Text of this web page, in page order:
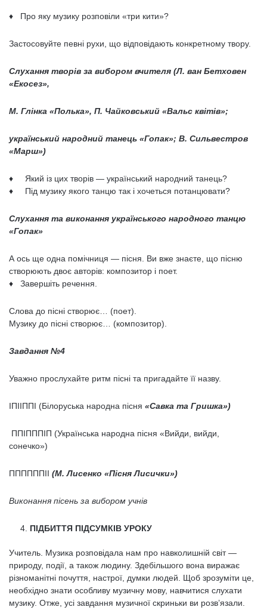
♦ Про яку музику розповіли «три кити»?
Застосовуйте певні рухи, що відповідають конкретному твору.
Слухання творів за вибором вчителя (Л. ван Бетховен
«Екосез»,
М. Глінка «Полька», П. Чайковський «Вальс квітів»;
український народний танець «Гопак»; В. Сильвестров
«Марш»)
♦ Який із цих творів — український народний танець?
♦ Під музику якого танцю так і хочеться потанцювати?
Слухання та виконання українського народного танцю
«Гопак»
А ось ще одна помічниця — пісня. Ви вже знаєте, що пісню
створюють двоє авторів: композитор і поет.
♦ Завершіть речення.
Слова до пісні створює… (поет).
Музику до пісні створює… (композитор).
Завдання №4
Уважно прослухайте ритм пісні та пригадайте її назву.
ІПІІППІ (Білоруська народна пісня «Савка та Гришка»)
ППІПППІП (Українська народна пісня «Вийди, вийди,
сонечко»)
ППППППІІ (М. Лисенко «Пісня Лисички»)
Виконання пісень за вибором учнів
ПІДБИТТЯ ПІДСУМКІВ УРОКУ
Учитель. Музика розповідала нам про навколишній світ —
природу, по­дії, а також людину. Здебільшого вона виражає
різноманітні почуття, настрої, думки людей. Щоб зрозуміти це,
необхідно знати особливу музичну мову, на­вчитися слухати
музику. Отже, усі завдання музичної скриньки ви розв’язали.